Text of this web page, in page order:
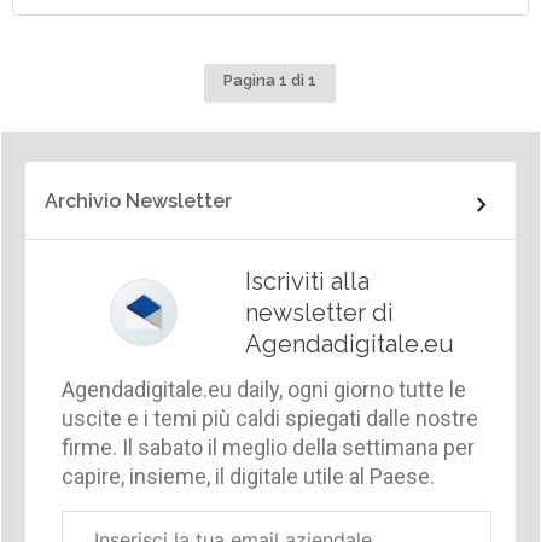
Pagina 1 di 1
Archivio Newsletter
Iscriviti alla
newsletter di
Agendadigitale.eu
Agendadigitale.eu daily, ogni giorno tutte le
uscite e i temi più caldi spiegati dalle nostre
firme. Il sabato il meglio della settimana per
capire, insieme, il digitale utile al Paese.